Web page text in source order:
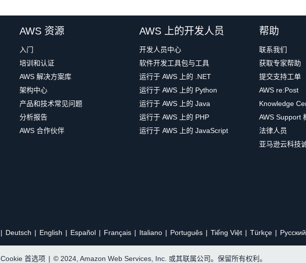
AWS 资源
入门
培训和认证
AWS 解决方案库
架构中心
产品和技术常见问题
分析报告
AWS 合作伙伴
AWS 上的开发人员
开发人员中心
软件开发工具包与工具
运行于 AWS 上的 .NET
运行于 AWS 上的 Python
运行于 AWS 上的 Java
运行于 AWS 上的 PHP
运行于 AWS 上的 JavaScript
帮助
联系我们
获取专家帮助
提交支持工单
AWS re:Post
Knowledge
AWS Support
法律人员
亚马逊云科技
Deutsch English Español Français Italiano Português Tiếng Việt Türkçe Ρусский
Cookie 首选项 | © 2024, Amazon Web Services, Inc. 或其联属公司。保留所有权利。